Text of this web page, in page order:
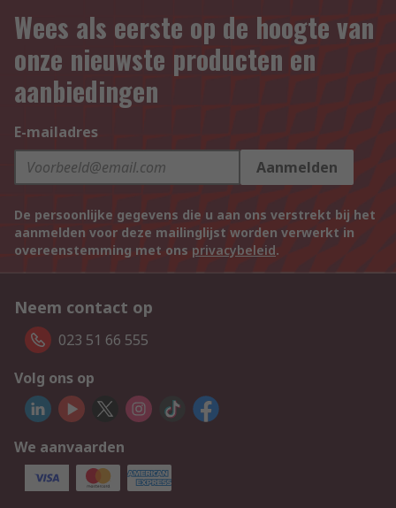
Wees als eerste op de hoogte van
onze nieuwste producten en
aanbiedingen
E-mailadres
Aanmelden
De persoonlijke gegevens die u aan ons verstrekt bij het
aanmelden voor deze mailinglijst worden verwerkt in
overeenstemming met ons privacybeleid.
Neem contact op
023 51 66 555
Volg ons op
We aanvaarden